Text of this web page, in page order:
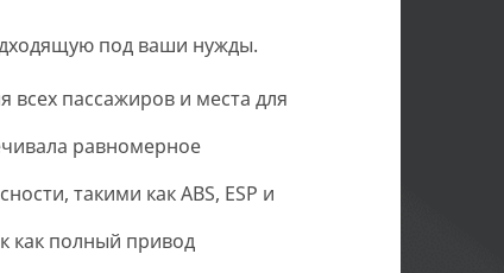
под ваши нужды.
всех пассажиров и места для
равномерное
такими как ABS, ESP и
как полный привод